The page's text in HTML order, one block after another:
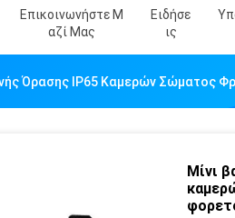
Επικοινωνήστε Μ
Αζί Μας
Ειδήσε
Ις
Όρασης IP65 Καμερών Σώματος
Μίνι